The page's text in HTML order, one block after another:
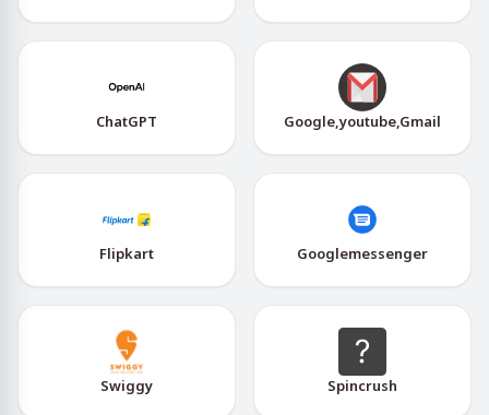
ChatGPT Google,youtube,Gmail
Flipkart Googlemessenger
Swiggy Spincrush